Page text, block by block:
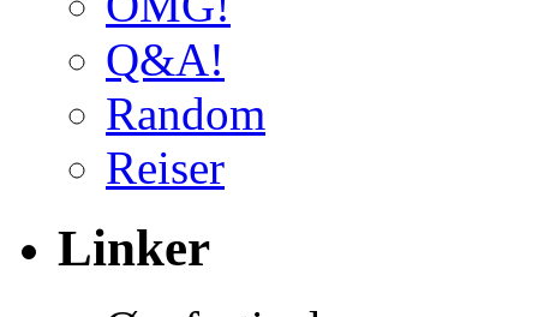
Q&A!
Random
Reiser
Linker